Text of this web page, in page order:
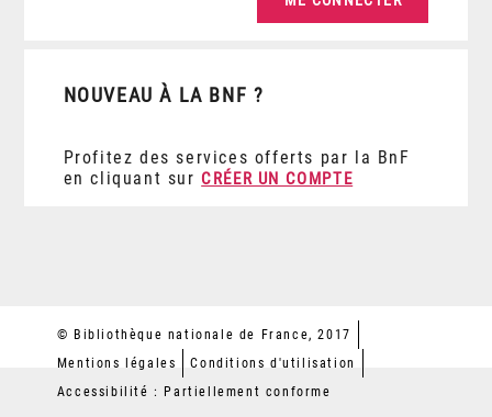
NOUVEAU À LA BNF ?
Profitez des services offerts par la BnF
en cliquant sur CRÉER UN COMPTE
© Bibliothèque nationale de France, 2017
Mentions légales
Conditions d'utilisation
Accessibilité : Partiellement conforme